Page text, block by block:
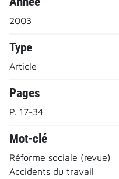
2003
Type
Article
Pages
P. 17-34
Mot-clé
Réforme sociale (revue)
Accidents du travail